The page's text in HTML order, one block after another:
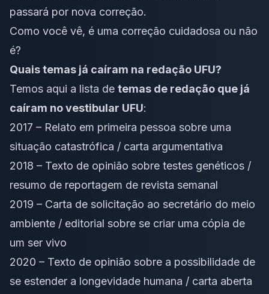
passará por nova correção.
Como você vê, é uma correção cuidadosa ou não
é?
Quais temas já caíram na redação UFU?
Temos aqui a lista de temas de redação que já
caíram no vestibular UFU:
2017 – Relato em primeira pessoa sobre uma
situação catastrófica / carta argumentativa
2018 – Texto de opinião sobre testes genéticos /
resumo de reportagem de revista semanal
2019 – Carta de solicitação ao secretário do meio
ambiente / editorial sobre se criar uma cópia de
um ser vivo
2020 – Texto de opinião sobre a possibilidade de
se estender a longevidade humana / carta aberta